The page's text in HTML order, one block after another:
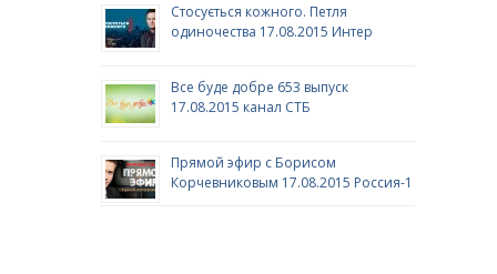
Стосується кожного. Петля
одиночества 17.08.2015 Интер
Все буде добре 653 выпуск
17.08.2015 канал СТБ
Прямой эфир с Борисом
Корчевниковым 17.08.2015 Россия-1